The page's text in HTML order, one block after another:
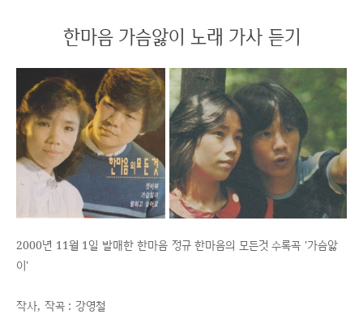
한마음 가슴앓이 노래 가사 듣기
2000년 11월 1일 발매한 한마음 정규 한마음의 모든것 수록곡 '가슴앓
이'
작사, 작곡 : 강영철